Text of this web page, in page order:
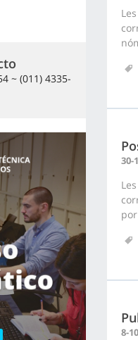
~ (011) 4335-
30-
8-